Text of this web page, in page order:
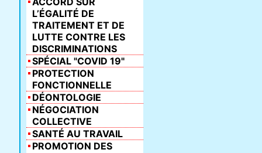
L’ÉGALITÉ DE
TRAITEMENT ET DE
LUTTE CONTRE LES
DISCRIMINATIONS
SPÉCIAL "COVID 19"
PROTECTION
FONCTIONNELLE
DÉONTOLOGIE
NÉGOCIATION
COLLECTIVE
SANTÉ AU TRAVAIL
PROMOTION DES